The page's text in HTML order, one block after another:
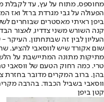
מחוספס, מתוח על עץ, עד
הפעולה על גבי מגרדת ברזל ואז
ביפן ראיתי מאסטרים שבוחרים
קנה השורש משני צדדיו, לאצור
העליון לבין זה שבתחתון. העיקר
שום אקורד שיש לווסאבי להציע.
מתיקות מתונה המתיישבת על
טרי. כמה רחוק הטעם של ווסאבי
בהן. ברוב המקרים מדובר בחזרת
ווסאבי בשביל הכבוד. בהרבה
קטן ביפן